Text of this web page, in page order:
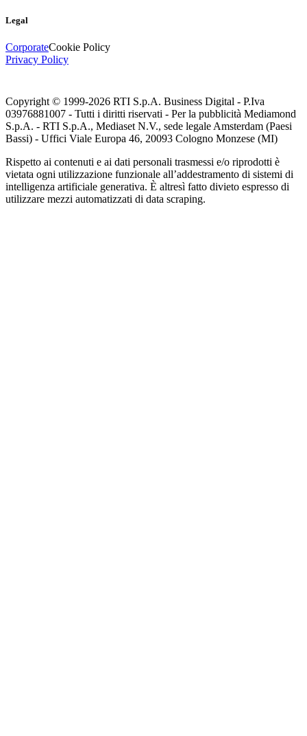
Legal
CorporateCookie Policy
Privacy Policy
Copyright © 1999-2026 RTI S.p.A. Business Digital - P.Iva
03976881007 - Tutti i diritti riservati - Per la pubblicità Mediamond
S.p.A. - RTI S.p.A., Mediaset N.V., sede legale Amsterdam (Paesi
Bassi) - Uffici Viale Europa 46, 20093 Cologno Monzese (MI)
Rispetto ai contenuti e ai dati personali trasmessi e/o riprodotti è
vietata ogni utilizzazione funzionale all’addestramento di sistemi di
intelligenza artificiale generativa. È altresì fatto divieto espresso di
utilizzare mezzi automatizzati di data scraping.